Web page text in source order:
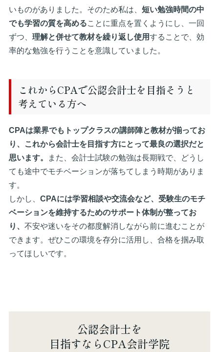
いものがありました。そのため私は、 短い勉強時間の中
でも学習の質を高めることに重点を置くようにし、一回
ずつ、 理解と併せて教材を繰り返し使用することで、効
率的な勉強を行うことを意識していました。
これからCPAで公認会計士を目指そうと
考えている方へ
CPAは業界でもトップクラスの講師陣と教材が揃ってお
り、これから会計士を目指す方にとって最良の選択だと
思います。
また、会計士試験の勉強は長期戦で、どうし
ても途中でモチベーションが落ちてしまう時期がありま
す。
しかし、 CPAには学習相談や交流会など、受験生のモチ
ベーションを維持するためのサポート体制が整ってお
り、 不安や迷いをその都度解消しながら前に進むことが
できます。ぜひこの環境を存分に活用し、合格を掴み取
ってほしいです。
公認会計士を
目指すならCPA会計学院